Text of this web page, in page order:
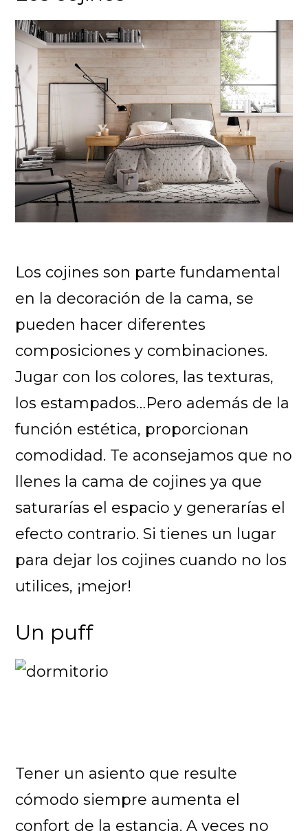
Los cojines son parte fundamental
en la decoración de la cama, se
pueden hacer diferentes
composiciones y combinaciones.
Jugar con los colores, las texturas,
los estampados…Pero además de la
función estética, proporcionan
comodidad. Te aconsejamos que no
llenes la cama de cojines ya que
saturarías el espacio y generarías el
efecto contrario. Si tienes un lugar
para dejar los cojines cuando no los
utilices, ¡mejor!
Un puff
Tener un asiento que resulte
cómodo siempre aumenta el
confort de la estancia. A veces no